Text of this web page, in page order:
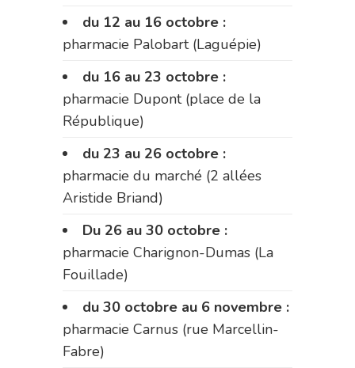
du 12 au 16 octobre :
pharmacie Palobart (Laguépie)
du 16 au 23 octobre :
pharmacie Dupont (place de la
République)
du 23 au 26 octobre :
pharmacie du marché (2 allées
Aristide Briand)
Du 26 au 30 octobre :
pharmacie Charignon-Dumas (La
Fouillade)
du 30 octobre au 6 novembre :
pharmacie Carnus (rue Marcellin-
Fabre)